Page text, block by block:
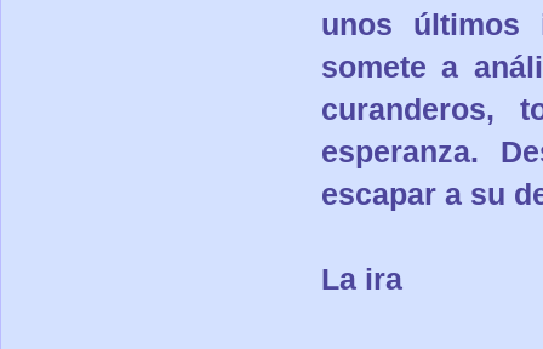
unos últimos
somete a
curanderos,
esperanza.
escapar a su
La ira